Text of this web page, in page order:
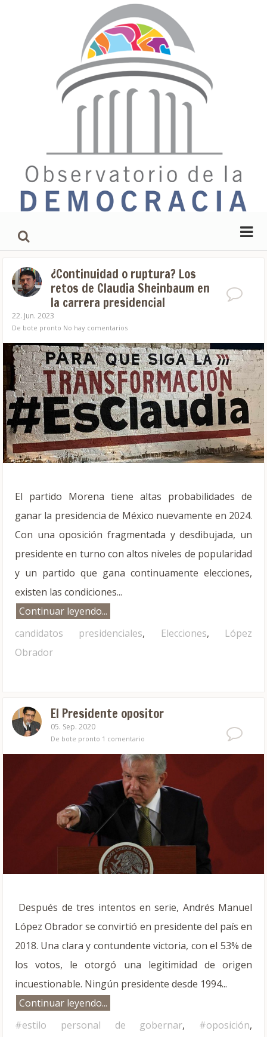
¿Continuidad o ruptura? Los
retos de Claudia Sheinbaum en
la carrera presidencial
22. Jun. 2023
De bote pronto No hay comentarios
El partido Morena tiene altas probabilidades de
ganar la presidencia de México nuevamente en 2024.
Con una oposición fragmentada y desdibujada, un
presidente en turno con altos niveles de popularidad
y un partido que gana continuamente elecciones,
existen las condiciones...
Continuar leyendo...
candidatos presidenciales, Elecciones, López
Obrador
El Presidente opositor
05. Sep. 2020
De bote pronto 1 comentario
Después de tres intentos en serie, Andrés Manuel
López Obrador se convirtió en presidente del país en
2018. Una clara y contundente victoria, con el 53% de
los votos, le otorgó una legitimidad de origen
incuestionable. Ningún presidente desde 1994...
Continuar leyendo...
#estilo personal de gobernar, #oposición,